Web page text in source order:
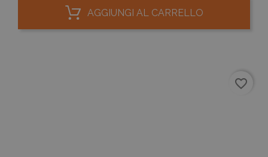
AGGIUNGI AL CARRELLO
favorite_border